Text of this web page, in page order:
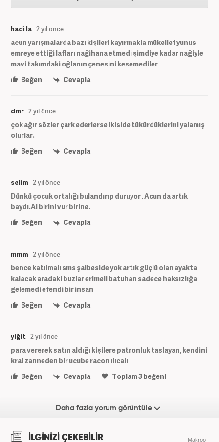
hadi la 2 yıl önce
acun yarışmalarda bazı kişileri kayırmakla mükellef yunus
emreye ettiği lafları nağihana etmedi şimdiye kadar nağiyle
mavi takımdaki oğlanın çenesini kesemediler
Beğen
Cevapla
dmr 2 yıl önce
çok ağır sözler çark ederlerse ikiside tükürdüklerini yalamış
olurlar.
Beğen
Cevapla
selim 2 yıl önce
Dünkü çocuk ortalığı bulandırıp duruyor , Acun da artık
baydı.Al birini vur birine.
Beğen
Cevapla
mmm 2 yıl önce
bence katılmalı sms şaibeside yok artık güçlü olan ayakta
kalacak aradaki buzlar erimeli batuhan sadece haksızlığa
gelemedi efendi bir insan
Beğen
Cevapla
yiğit 2 yıl önce
para vererek satın aldığı kişilere patronluk taslayan, kendini
kral zanneden bir ucube racon ılıcalı
Beğen
Cevapla Toplam3beğeni
Daha fazla yorum görüntüle
İLGİNİZİ ÇEKEBİLİR Makroo